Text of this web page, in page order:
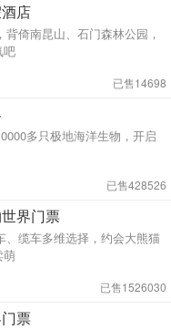
店
吧
已售14698
已售428526
界门票
萌
已售1526030
票